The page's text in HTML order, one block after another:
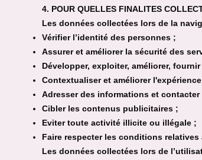
4. POUR QUELLES FINALITES
Les données collectées lors de la
Vérifier l’identité des personnes ;
Assurer et améliorer la sécurité des
Développer, exploiter, améliorer,
Contextualiser et améliorer
Adresser des informations et
Cibler les contenus publicitaires ;
Eviter toute activité illicite ou illégale ;
Faire respecter les conditions
Les données collectées lors de